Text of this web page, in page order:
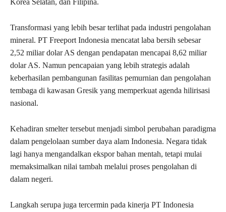
Transformasi yang lebih besar terlihat pada industri pengolahan
mineral. PT Freeport Indonesia mencatat laba bersih sebesar
2,52 miliar dolar AS dengan pendapatan mencapai 8,62 miliar
dolar AS. Namun pencapaian yang lebih strategis adalah
keberhasilan pembangunan fasilitas pemurnian dan pengolahan
tembaga di kawasan Gresik yang memperkuat agenda hilirisasi
nasional.
Kehadiran smelter tersebut menjadi simbol perubahan paradigma
dalam pengelolaan sumber daya alam Indonesia. Negara tidak
lagi hanya mengandalkan ekspor bahan mentah, tetapi mulai
memaksimalkan nilai tambah melalui proses pengolahan di
dalam negeri.
Langkah serupa juga tercermin pada kinerja PT Indonesia